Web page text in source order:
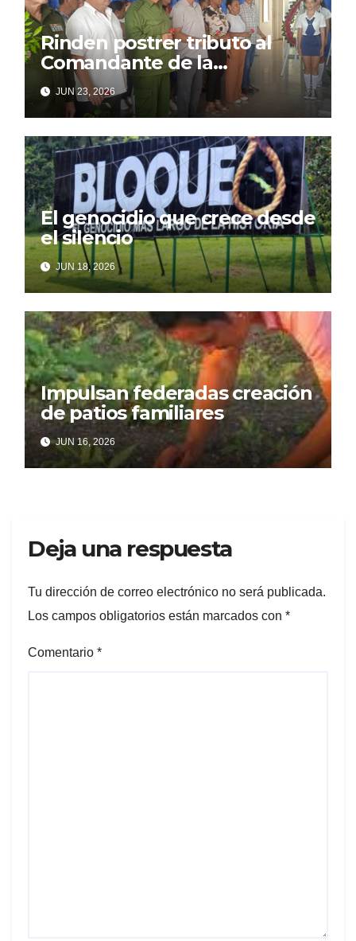
Rinden postrer tributo al
Comandante de la
Revolución
JUN 23, 2026
El genocidio que crece desde
el silencio
JUN 18, 2026
Impulsan federadas creación
de patios familiares
JUN 16, 2026
Deja una respuesta
Tu dirección de correo electrónico no será publicada.
Los campos obligatorios están marcados con *
Comentario *